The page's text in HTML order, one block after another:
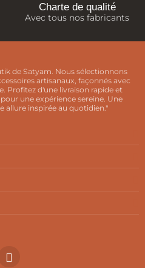
Charte de qualité
Avec tous nos fabricants
de Satyam. Nous sélectionnons
artisanaux, façonnés avec
Profitez d'une livraison rapide et
une expérience sereine. Une
allure inspirée au quotidien."